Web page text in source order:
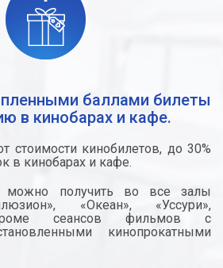
баллами билеты
в кинобарах и кафе.
стоимости кинобилетов, до 30%
в кинобарах и кафе.
можно получить во все залы
«Океан», «Уссури»,
сеансов фильмов с
кинопрокатными